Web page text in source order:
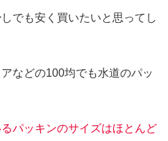
でも安く買いたいと思ってし
などの100均でも水道のパッ
パッキンのサイズはほとんど